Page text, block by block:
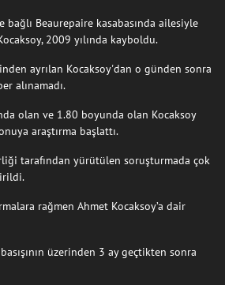
bağlı Beaurepaire kasabasında ailesiyle
2009 yılında kayboldu.
ayrılan Kocaksoy'dan o günden sonra
alınamadı.
olan ve 1.80 boyunda olan Kocaksoy
araştırma başlattı.
tarafından yürütülen soruşturmada çok
rağmen Ahmet Kocaksoy’a dair
üzerinden 3 ay geçtikten sonra